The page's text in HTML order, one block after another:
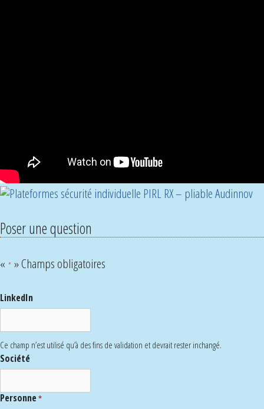
Poser une question
« * » Champs obligatoires
LinkedIn
Ce champ n’est utilisé qu’à des fins de validation et devrait rester inchangé.
Société
Personne*